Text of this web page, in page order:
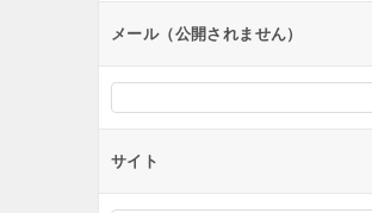
ン
メール（公開されません）
サイト